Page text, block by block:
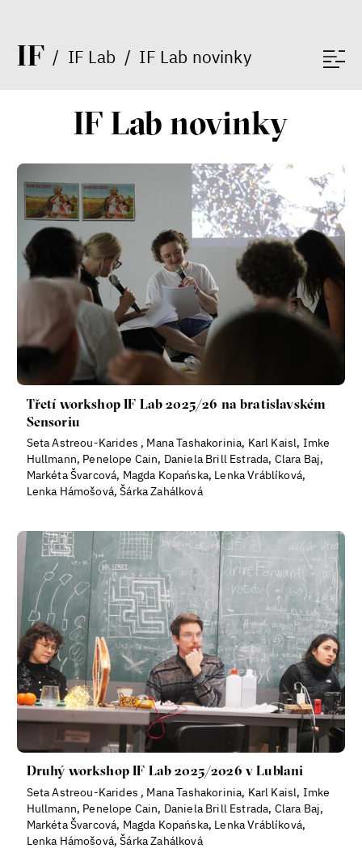
IF/ IF Lab / IF Lab novinky
IF Lab novinky
Třetí workshop IF Lab 2025/26 na bratislavském
Sensoriu
Seta Astreou-Karides , Mana Tashakorinia, Karl Kaisl, Imke
Hullmann, Penelope Cain, Daniela Brill Estrada, Clara Baj,
Markéta Švarcová, Magda Kopańska, Lenka Vráblíková,
Lenka Hámošová, Šárka Zahálková
Druhý workshop IF Lab 2025/2026 v Lublani
Seta Astreou-Karides , Mana Tashakorinia, Karl Kaisl, Imke
Hullmann, Penelope Cain, Daniela Brill Estrada, Clara Baj,
Markéta Švarcová, Magda Kopańska, Lenka Vráblíková,
Lenka Hámošová, Šárka Zahálková